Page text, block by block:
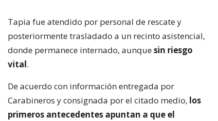
Tapia fue atendido por personal de rescate y
posteriormente trasladado a un recinto asistencial,
donde permanece internado, aunquesin riesgo
vital.
De acuerdo con información entregada por
Carabineros y consignada por el citado medio, los
primeros antecedentes apuntan a que el